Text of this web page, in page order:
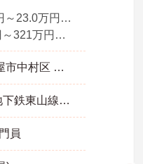
月収 22.0万円～23.0万円程度（諸手当込み）
年収 306万円～321万円程度（諸手当込み）
愛知県 名古屋市中村区 沖田町288-1
名古屋市営地下鉄東山線「岩塚駅」徒歩4分
員